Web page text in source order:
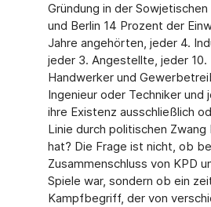
Gründung in der
und Berlin 14 Prozent der
Jahre angehörten, jeder 4.
jeder 3. Angestellte, jeder 10.
Handwerker und
Ingenieur oder Techniker und
ihre Existenz ausschließlich
Linie durch politischen
hat? Die Frage ist nicht, ob
Zusammenschluss von KPD
Spiele war, sondern ob ein
Kampfbegriff, der von